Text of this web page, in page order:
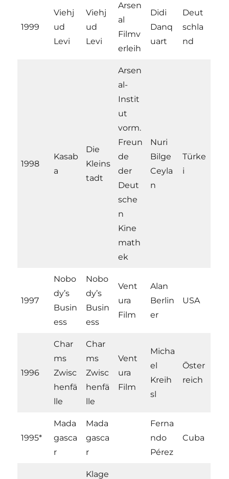
1999
Viehj
ud
Levi
Viehj
ud
Levi
Arsen
al
Filmv
erleih
Didi
Danq
uart
Deut
schla
nd
1998
Kasab
a
Die
Kleins
tadt
Arsen
al-
Instit
ut
vorm.
Freun
de
der
Deut
sche
n
Kine
math
ek
Nuri
Bilge
Ceyla
n
Türke
i
1997
Nobo
dy’s
Busin
ess
Nobo
dy’s
Busin
ess
Vent
ura
Film
Alan
Berlin
er
USA
1996
Char
ms
Zwisc
henfä
lle
Char
ms
Zwisc
henfä
lle
Vent
ura
Film
Micha
el
Kreih
sl
Öster
reich
1995*
Mada
gasca
r
Mada
gasca
r
Ferna
ndo
Pérez
Cuba
Klage